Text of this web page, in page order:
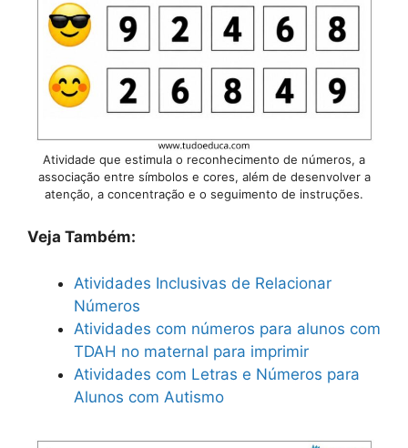
Atividade que estimula o reconhecimento de números, a
associação entre símbolos e cores, além de desenvolver a
atenção, a concentração e o seguimento de instruções.
Veja Também:
Atividades Inclusivas de Relacionar
Números
Atividades com números para alunos com
TDAH no maternal para imprimir
Atividades com Letras e Números para
Alunos com Autismo